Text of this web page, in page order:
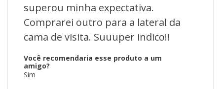
superou minha expectativa.
Comprarei outro para a lateral da
cama de visita. Suuuper indico!!
Você recomendaria esse produto a um
amigo?
Sim